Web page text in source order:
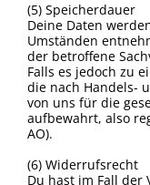
(5) Speicherdauer
Deine Daten
Umständen
der betroffene
Falls es jedoch zu
die nach Handels-
von uns für die
aufbewahrt, also
AO).
(6) Widerrufsrecht
Du hast im Fall